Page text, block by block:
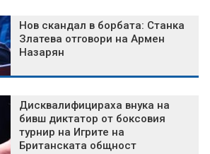
Нов скандал в борбата: Станка
Златева отговори на Армен
Назарян
Дисквалифицираха внука на
бивш диктатор от боксовия
турнир на Игрите на
Британската общност